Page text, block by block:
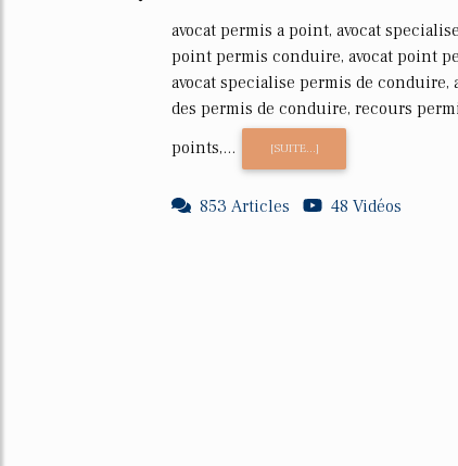
avocat permis a point, avocat
point permis conduire, avocat point
avocat specialise permis de
des permis de conduire, recours
points,...
[SUITE...]
853 Articles 48 Vidéos